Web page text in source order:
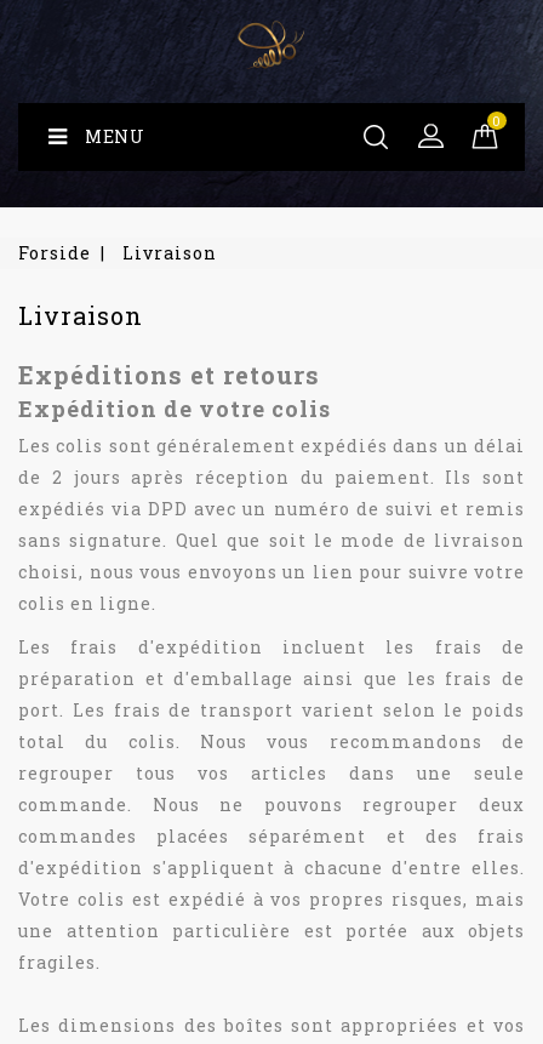
0
MENU
Forside Livraison
Livraison
Expéditions et retours
Expédition de votre colis
Les colis sont généralement expédiés dans un délai
de 2 jours après réception du paiement. Ils sont
expédiés via DPD avec un numéro de suivi et remis
sans signature. Quel que soit le mode de livraison
choisi, nous vous envoyons un lien pour suivre votre
colis en ligne.
Les frais d'expédition incluent les frais de
préparation et d'emballage ainsi que les frais de
port. Les frais de transport varient selon le poids
total du colis. Nous vous recommandons de
regrouper tous vos articles dans une seule
commande. Nous ne pouvons regrouper deux
commandes placées séparément et des frais
d'expédition s'appliquent à chacune d'entre elles.
Votre colis est expédié à vos propres risques, mais
une attention particulière est portée aux objets
fragiles.
Les dimensions des boîtes sont appropriées et vos